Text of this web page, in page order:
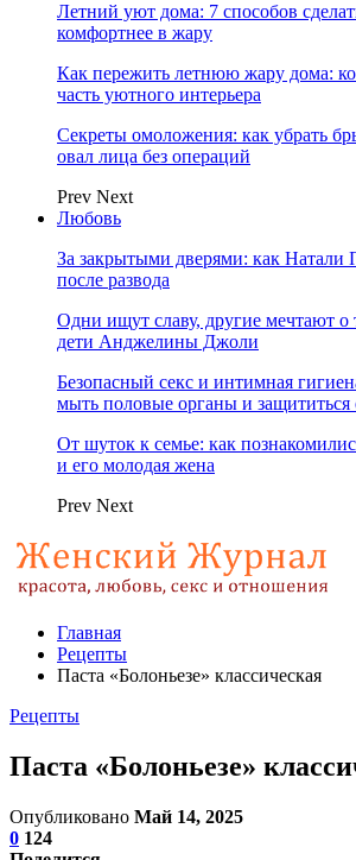
Летний уют дома: 7 способов
комфортнее в жару
Как пережить летнюю жару дома:
часть уютного интерьера
Секреты омоложения: как убрать
овал лица без операций
Prev Next
Любовь
За закрытыми дверями: как Натали
после развода
Одни ищут славу, другие мечтают
дети Анджелины Джоли
Безопасный секс и интимная
мыть половые органы и
От шуток к семье: как
и его молодая жена
Prev Next
Главная
Рецепты
Паста «Болоньезе» классическая
Рецепты
Паста «Болоньезе»
Опубликовано Май 14, 2025
0 124